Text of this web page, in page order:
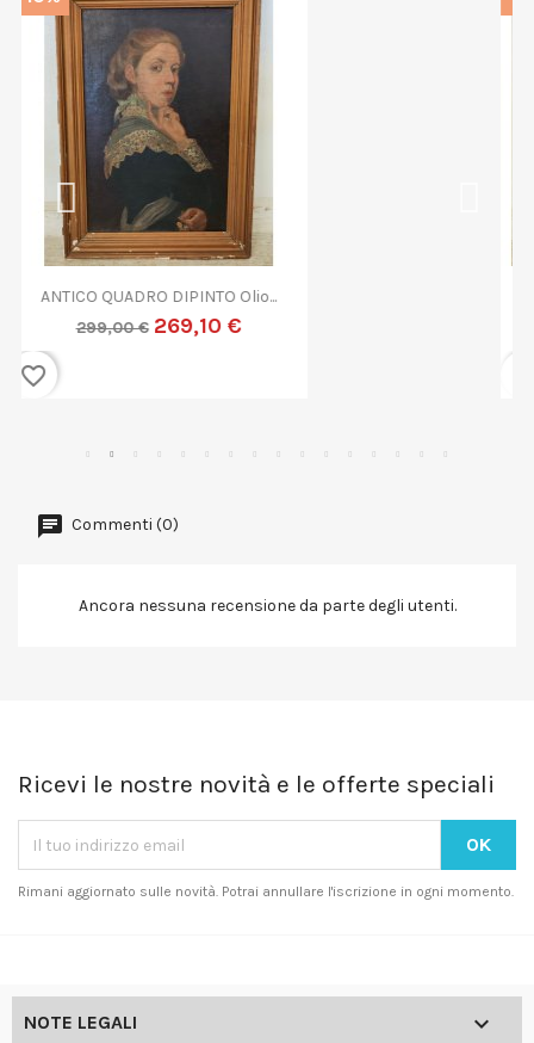
QUADRO DIPINTO ASTRATTO G....
299,00 €
Commenti (0)
Ancora nessuna recensione da parte degli utenti.
Ricevi le nostre novità e le offerte speciali
Rimani aggiornato sulle novità. Potrai annullare l'iscrizione in ogni momento.
NOTE LEGALI 